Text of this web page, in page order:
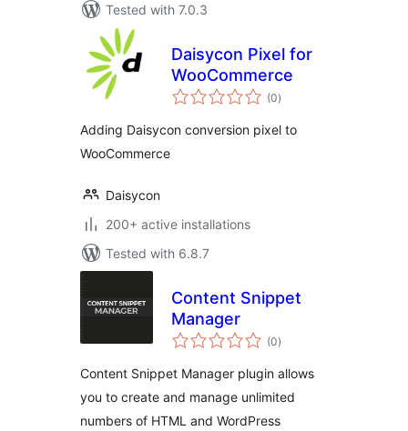
Tested with 7.0.3
Daisycon Pixel for
WooCommerce
(0total
ratings
)
Adding Daisycon conversion pixel to
WooCommerce
Daisycon
200+ active installations
Tested with 6.8.7
Content Snippet
Manager
(0total
ratings
)
Content Snippet Manager plugin allows
you to create and manage unlimited
numbers of HTML and WordPress